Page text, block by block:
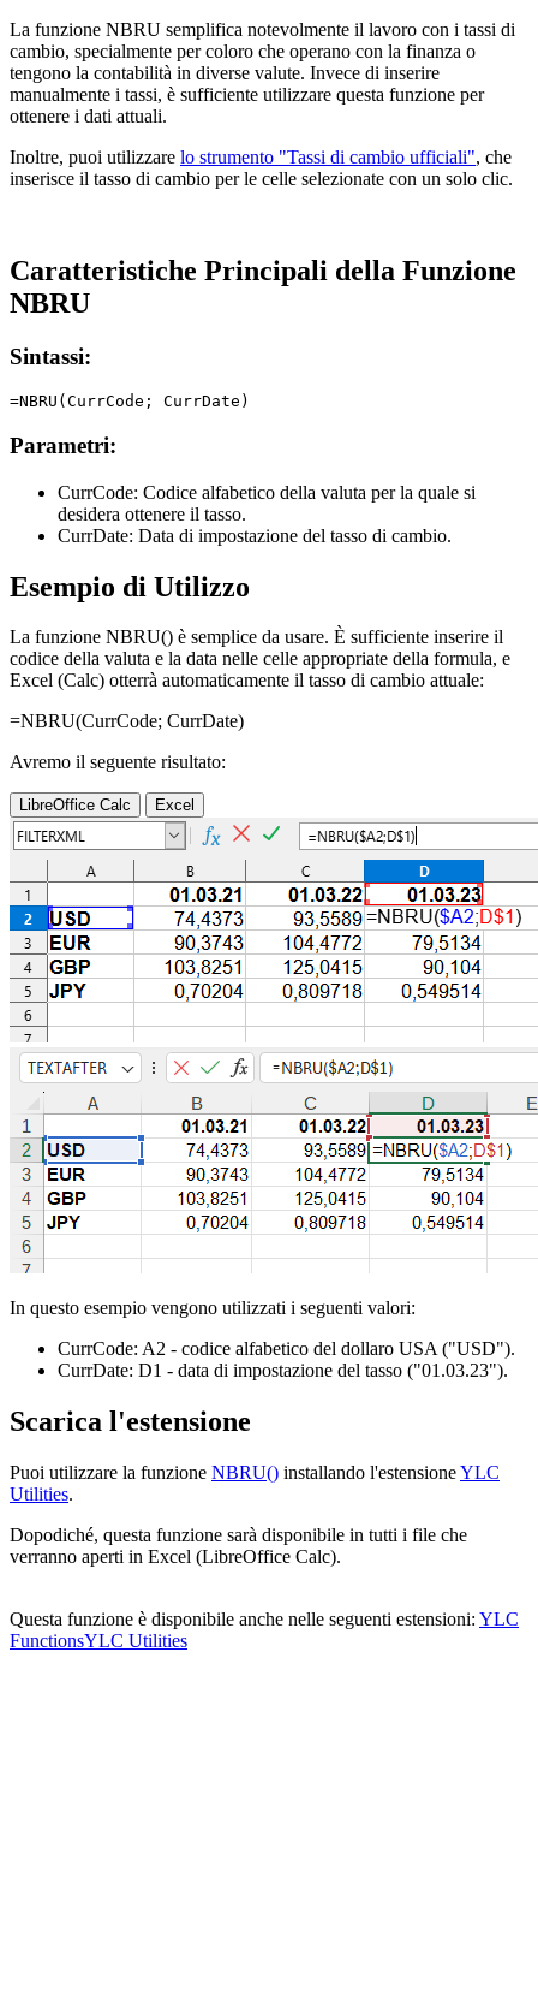
La funzione NBRU semplifica notevolmente il lavoro con i tassi di
cambio, specialmente per coloro che operano con la finanza o
tengono la contabilità in diverse valute. Invece di inserire
manualmente i tassi, è sufficiente utilizzare questa funzione per
ottenere i dati attuali.
Inoltre, puoi utilizzare lo strumento "Tassi di cambio ufficiali", che
inserisce il tasso di cambio per le celle selezionate con un solo clic.
Caratteristiche Principali della Funzione
NBRU
Sintassi:
Parametri:
CurrCode: Codice alfabetico della valuta per la quale si
desidera ottenere il tasso.
CurrDate: Data di impostazione del tasso di cambio.
Esempio di Utilizzo
La funzione NBRU() è semplice da usare. È sufficiente inserire il
codice della valuta e la data nelle celle appropriate della formula, e
Excel (Calc) otterrà automaticamente il tasso di cambio attuale:
=NBRU(CurrCode; CurrDate)
Avremo il seguente risultato:
LibreOffice Calc Excel
In questo esempio vengono utilizzati i seguenti valori:
CurrCode: A2 - codice alfabetico del dollaro USA("USD").
CurrDate: D1 - data di impostazione del tasso ("01.03.23").
Scarica l'estensione
Puoi utilizzare la funzione NBRU() installando l'estensioneYLC
Utilities.
Dopodiché, questa funzione sarà disponibile in tutti i file che
verranno aperti in Excel (LibreOffice Calc).
Questa funzione è disponibile anche nelle seguenti estensioni: YLC
FunctionsYLC Utilities